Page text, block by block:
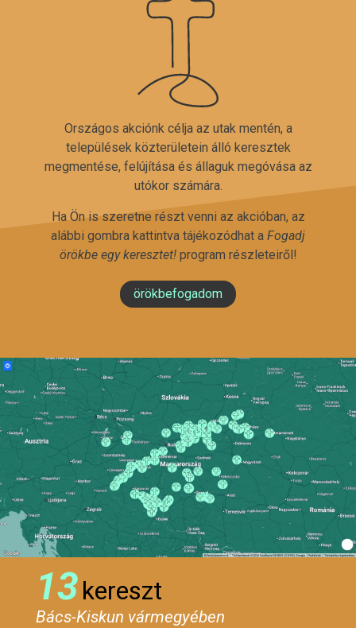
Országos akciónk célja az utak mentén, a
települések közterületein álló keresztek
megmentése, felújítása és állaguk megóvása az
utókor számára.
Ha Ön is szeretne részt venni az akcióban, az
alábbi gombra kattintva tájékozódhat a Fogadj
örökbe egy keresztet!program részleteiről!
örökbefogadom
13kereszt
Bács-Kiskun vármegyében